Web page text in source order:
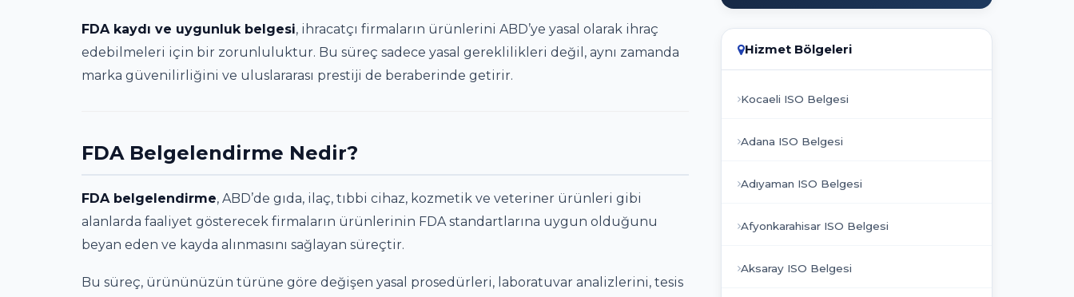
FDA kaydı ve uygunluk belgesi, ihracatçı firmaların ürünlerini ABD’ye yasal olarak ihraç
edebilmeleri için bir zorunluluktur. Bu süreç sadece yasal gereklilikleri değil, aynı zamanda
marka güvenilirliğini ve uluslararası prestiji de beraberinde getirir.
FDA Belgelendirme Nedir?
FDA belgelendirme, ABD’de gıda, ilaç, tıbbi cihaz, kozmetik ve veteriner ürünleri gibi
alanlarda faaliyet gösterecek firmaların ürünlerinin FDA standartlarına uygun olduğunu
beyan eden ve kayda alınmasını sağlayan süreçtir.
Bu süreç, ürününüzün türüne göre değişen yasal prosedürleri, laboratuvar analizlerini, tesis
Hizmet Bölgeleri
Kocaeli ISO Belgesi
Adana ISO Belgesi
Adıyaman ISO Belgesi
Afyonkarahisar ISO Belgesi
Aksaray ISO Belgesi